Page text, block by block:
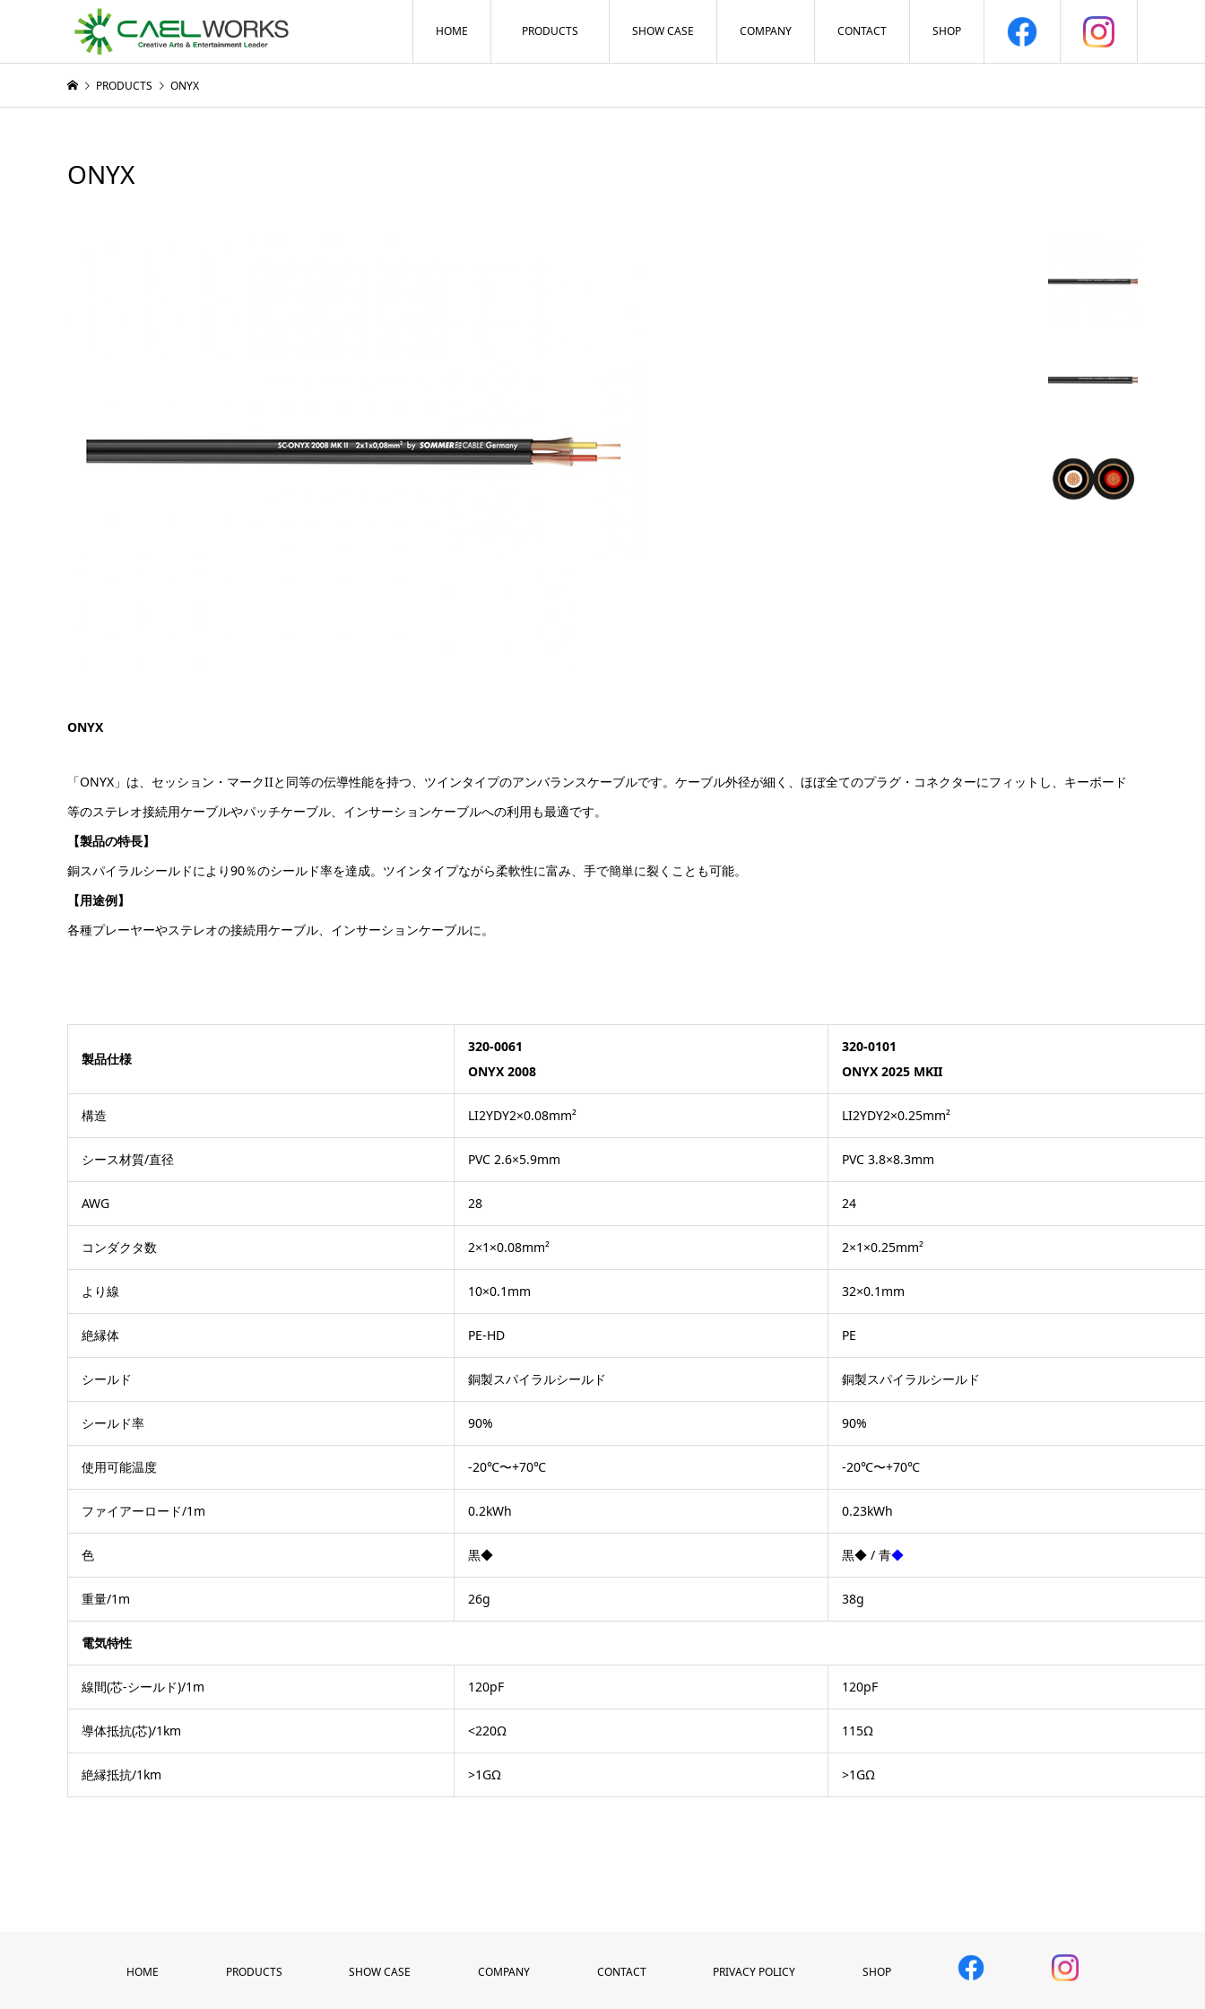
HOME PRODUCTS SHOW CASE COMPANY CONTACT SHOP
PRODUCTS ONYX
ONYX
ONYX
「ONYX」は、セッション・マークIIと同等の伝導性能を持つ、ツインタイプのアンバランスケーブルです。ケーブル外径が細く、ほぼ全てのプラグ・コネクターにフィットし、キーボード
等のステレオ接続用ケーブルやパッチケーブル、インサーションケーブルへの利用も最適です。
【製品の特長】
銅スパイラルシールドにより90％のシールド率を達成。ツインタイプながら柔軟性に富み、手で簡単に裂くことも可能。
【用途例】
各種プレーヤーやステレオの接続用ケーブル、インサーションケーブルに。
製品仕様
320-0061
ONYX 2008
320-0101
ONYX 2025 MKII
構造 LI2YDY2×0.08mm² LI2YDY2×0.25mm²
シース材質/直径 PVC 2.6×5.9mm PVC 3.8×8.3mm
AWG 28 24
コンダクタ数 2×1×0.08mm² 2×1×0.25mm²
より線 10×0.1mm 32×0.1mm
絶縁体 PE-HD PE
シールド 銅製スパイラルシールド 銅製スパイラルシールド
シールド率 90% 90%
使用可能温度 -20℃〜+70℃ -20℃〜+70℃
ファイアーロード/1m 0.2kWh 0.23kWh
色 黒◆ 黒◆ / 青◆
重量/1m 26g 38g
電気特性
線間(芯-シールド)/1m 120pF 120pF
導体抵抗(芯)/1km <220Ω 115Ω
絶縁抵抗/1km >1GΩ >1GΩ
HOME PRODUCTS SHOW CASE COMPANY CONTACT PRIVACY POLICY SHOP